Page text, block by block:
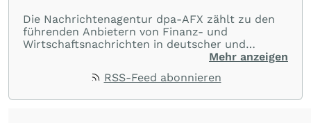
Die Nachrichtenagentur dpa-AFX zählt zu den
führenden Anbietern von Finanz- und
Wirtschaftsnachrichten in deutscher und
englischer Sprache. Gestützt auf ein
dpa-AFX unabhängig, zuverlässig und schnell
Mehr anzeigen
RSS-Feed abonnieren